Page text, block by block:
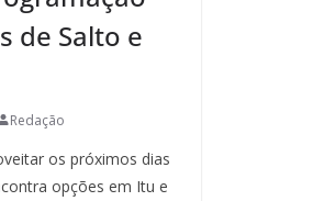
de Salto e
Redação
os próximos dias
opções em Itu e